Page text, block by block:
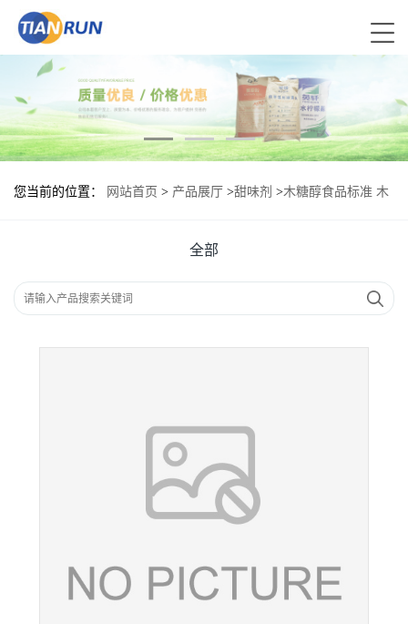
您当前的位置： 网站首页 > 产品展厅 >甜味剂 >木糖醇食品标准 木
全部